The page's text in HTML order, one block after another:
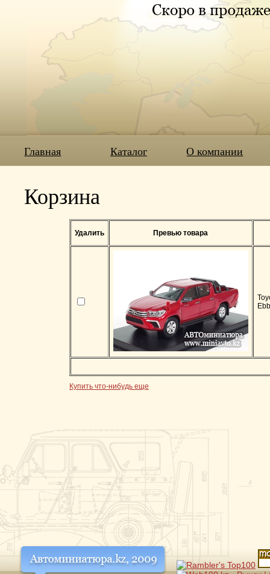
Главная Каталог О компании
Корзина
Удалить Превью товара
Купить что-нибудь еще